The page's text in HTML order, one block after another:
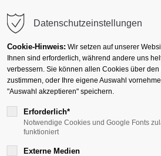
info@badwesternkotten.de
Ihr Heilbad
(Timeline)
Datenschutzeinstellungen
Cookie-Hinweis: Wir setzen auf unserer
Ihnen sind erforderlich, während andere uns
verbessern. Sie können allen Cookies über
zustimmen, oder Ihre eigene Auswahl
"Auswahl akzeptieren" speichern.
Erforderlich*
Notwendige Cookies und Google Fonts
funktioniert
Externe Medien